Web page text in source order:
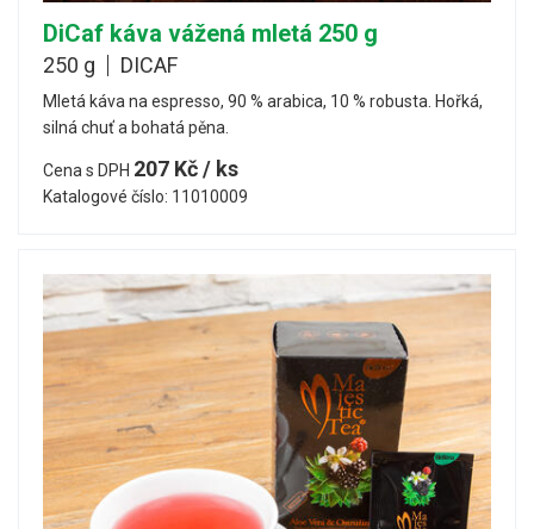
DiCaf káva vážená mletá 250 g
250 g DICAF
Mletá káva na espresso, 90 % arabica, 10 % robusta. Hořká,
silná chuť a bohatá pěna.
Cena s DPH 207 Kč / ks
Katalogové číslo: 11010009